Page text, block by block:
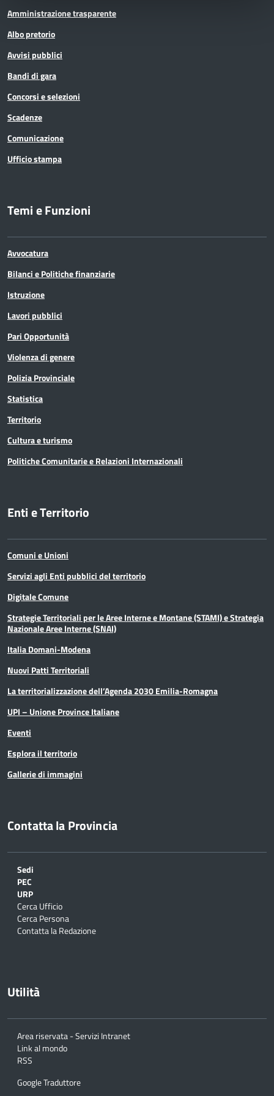
Amministrazione trasparente
Albo pretorio
Avvisi pubblici
Bandi di gara
Concorsi e selezioni
Scadenze
Comunicazione
Ufficio stampa
Temi e Funzioni
Avvocatura
Bilanci e Politiche finanziarie
Istruzione
Lavori pubblici
Pari Opportunità
Violenza di genere
Polizia Provinciale
Statistica
Territorio
Cultura e turismo
Politiche Comunitarie e Relazioni Internazionali
Enti e Territorio
Comuni e Unioni
Servizi agli Enti pubblici del territorio
Digitale Comune
Strategie Territoriali per le Aree Interne e Montane (STAMI) e Strategia
Nazionale Aree Interne (SNAI)
Italia Domani-Modena
Nuovi Patti Territoriali
La territorializzazione dell’Agenda 2030 Emilia-Romagna
UPI – Unione Province Italiane
Eventi
Esplora il territorio
Gallerie di immagini
Contatta la Provincia
Sedi
PEC
URP
Cerca Ufficio
Cerca Persona
Contatta la Redazione
Utilità
Area riservata - Servizi Intranet
Link al mondo
RSS
Google Traduttore